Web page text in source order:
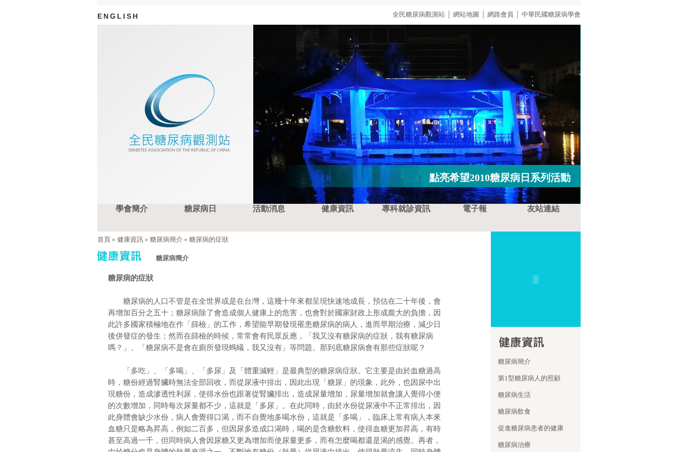
ENGLISH 全民糖尿病觀測站 網站地圖 網路會員 中華民國糖尿病學會
點亮希望2010糖尿病日系列活動
學會簡介 糖尿病日 活動消息 健康資訊 專科就診資訊 電子報 友站連結
首頁 » 健康資訊 » 糖尿病簡介 » 糖尿病的症狀
糖尿病簡介
糖尿病的症狀
糖尿病的人口不管是在全世界或是在台灣，這幾十年來都呈現快速地成長，預估在二十年後，會
再增加百分之五十；糖尿病除了會造成個人健康上的危害，也會對於國家財政上形成龐大的負擔，因
此許多國家積極地在作「篩檢」的工作，希望能早期發現罹患糖尿病的病人，進而早期治療，減少日
後併發症的發生；然而在篩檢的時候，常常會有民眾反應，「我又沒有糖尿病的症狀，我有糖尿病
嗎？」、「糖尿病不是會在廁所發現螞蟻，我又沒有」等問題。那到底糖尿病會有那些症狀呢？
「多吃」、「多喝」、「多尿」及「體重減輕」是最典型的糖尿病症狀。它主要是由於血糖過高
時，糖份經過腎臟時無法全部回收，而從尿液中排出，因此出現「糖尿」的現象，此外，也因尿中出
現糖份，造成滲透性利尿，使得水份也跟著從腎臟排出，造成尿量增加，尿量增加就會讓人覺得小便
的次數增加，同時每次尿量都不少，這就是「多尿」。在此同時，由於水份從尿液中不正常排出，因
此身體會缺少水份，病人會覺得口渴，而不自覺地多喝水份，這就是「多喝」，臨床上常有病人本來
血糖只是略為昇高，例如二百多，但因尿多造成口渴時，喝的是含糖飲料，使得血糖更加昇高，有時
甚至高過一千，但同時病人會因尿糖又更為增加而使尿量更多，而有怎麼喝都還是渴的感覺。再者，
糖尿病簡介
第1型糖尿病人的照顧
糖尿病生活
糖尿病飲食
促進糖尿病患者的健康
糖尿病治療